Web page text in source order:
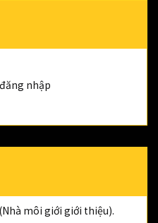
nhập
môi giới giới thiệu).